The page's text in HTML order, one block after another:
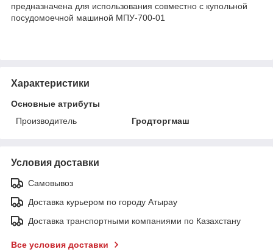
предназначена для использования совместно с купольной
посудомоечной машиной МПУ-700-01
Характеристики
Основные атрибуты
Производитель
Гродторгмаш
Условия доставки
Самовывоз
Доставка курьером по городу Атырау
Доставка транспортными компаниями по Казахстану
Все условия доставки